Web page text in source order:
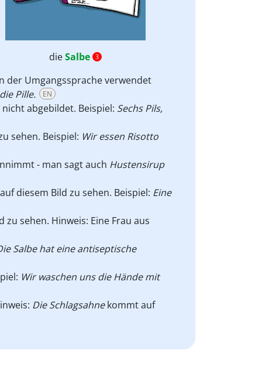
dieSalbe 3
der Umgangssprache verwendet
Pille.
EN
abgebildet. Beispiel: Sechs Pils,
sehen. Beispiel: Wir essen Risotto
- man sagt auch Hustensirup
diesem Bild zu sehen. Beispiel: Eine
sehen. Hinweis: Eine Frau aus
Salbe hat eine antiseptische
Wir waschen uns die Hände mit
Die Schlagsahnekommt auf